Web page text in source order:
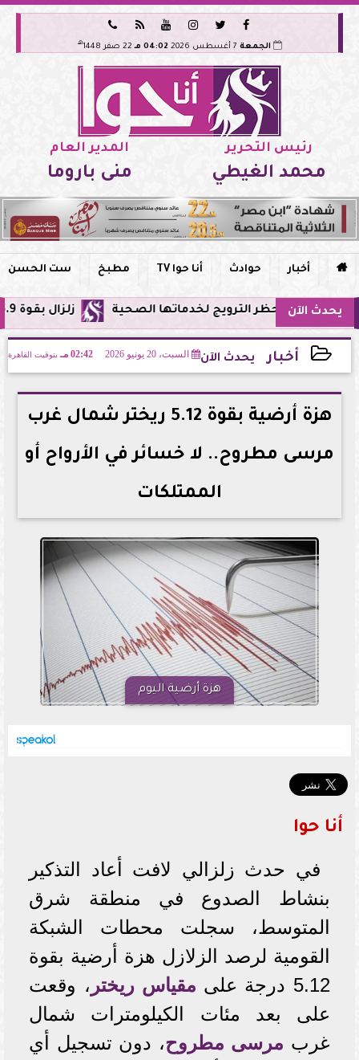






الجمعة 04:02 مـ 22 صفر 1448 هـ
رئيس التحرير
محمد الغيطي
المدير العام
منى باروما
 أخبار حوادث أنا حوا TV مطبخ ست الحسن
يحدث الآن زلزال بقوة 5.9 ريختر يشعر به سكان القاهرة وعدة محافظات.. مركزه شرق البحر المتوسط وحظر الترويج لخدماتها الصحية
أخبار يحدث الآن السبت، 20 يونيو 2026 02:42 مـ بتوقيت القاهرة
2026-06-20 14:42:11
هزة أرضية بقوة 5.12 ريختر شمال غرب
مرسى مطروح.. لا خسائر في الأرواح أو
الممتلكات
هزة أرضية اليوم
أنا حوا
في حدث زلزالي لافت أعاد التذكير
بنشاط الصدوع في منطقة شرق
المتوسط، سجلت محطات الشبكة
القومية لرصد الزلازل هزة أرضية بقوة
5.12 درجة على
مقياس ريختر ، وقعت
على بعد مئات الكيلومترات شمال
غرب مرسى مطروح، دون تسجيل أي